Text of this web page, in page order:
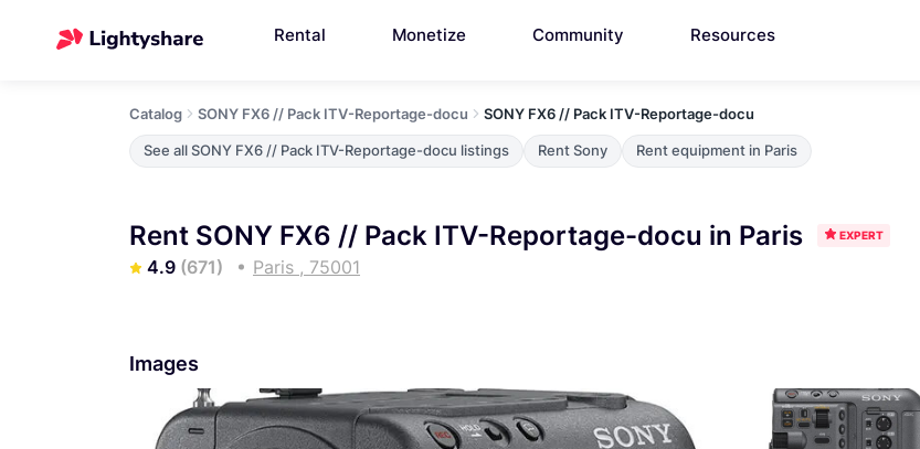
Rental Monetize Community Resources
Catalog SONY FX6 // Pack ITV-Reportage-docu SONY FX6 // Pack ITV-Reportage-docu
See all SONY FX6 // Pack ITV-Reportage-docu listings Rent Sony Rent equipment in Paris
Rent SONY FX6 // Pack ITV-Reportage-docu in Paris EXPERT
4.9 (671) Paris , 75001
Images